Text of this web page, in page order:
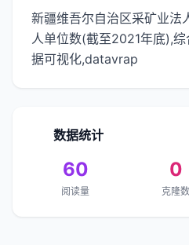
新疆维吾尔自治区采矿业法
人单位数(截至2021年底),
据可视化,datavrap
数据统计
60
阅读量
0
克隆数